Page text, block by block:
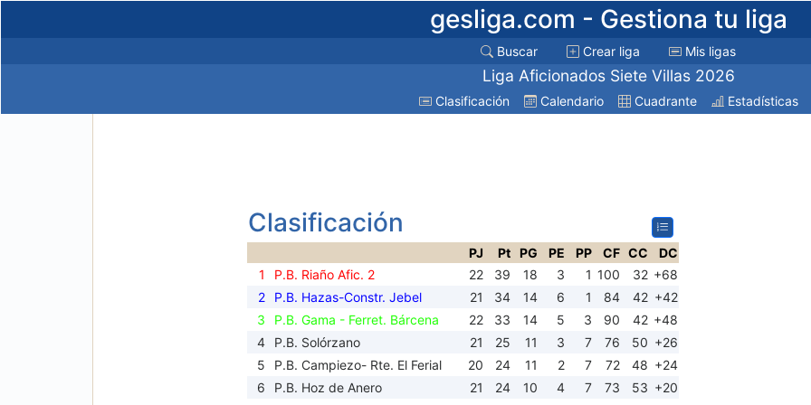
gesliga.com - Gestiona tu liga
Buscar Crear liga Mis ligas
Liga Aficionados Siete Villas 2026
Clasificación Calendario Cuadrante Estadísticas
Clasificación
PJ Pt PG PE PP CF CC
DC
1
P.B. Riaño Afic. 2 22 39 18 3 1 100 32 +68
2
P.B. Hazas-Constr. Jebel 21 34 14 6 1 84 42 +42
3
P.B. Gama - Ferret. Bárcena 22 33 14 5 3 90 42 +48
4
P.B. Solórzano 21 25 11 3 7 76 50 +26
5
P.B. Campiezo- Rte. El Ferial 20 24 11 2 7 72 48 +24
6
P.B. Hoz de Anero 21 24 10 4 7 73 53 +20